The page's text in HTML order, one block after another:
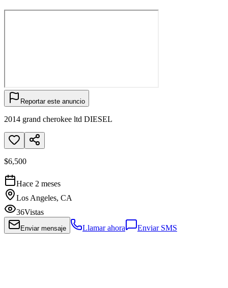
Reportar este anuncio
2014 grand cherokee ltd DIESEL
$6,500
Hace 2 meses
Los Angeles, CA
36Vistas
Enviar mensaje Llamar ahora Enviar SMS